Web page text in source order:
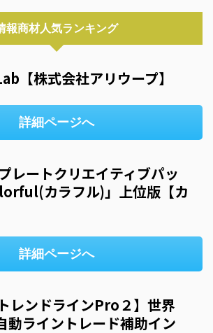
報商材人気ランキング
【株式会社アリウープ】
詳細ページへ
レートクリエイティブパッ
カラフル)」上位版【カ
詳細ページへ
レンドラインPro２】世界
動ライントレード補助イン